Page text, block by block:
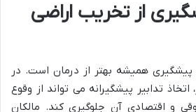
از تخریب اراضی
همیشه بهتر از درمان است. در
تدابیر پیشگیرانه می تواند از وقوع
و اقتصادی آن جلوگیری کند. مالکان